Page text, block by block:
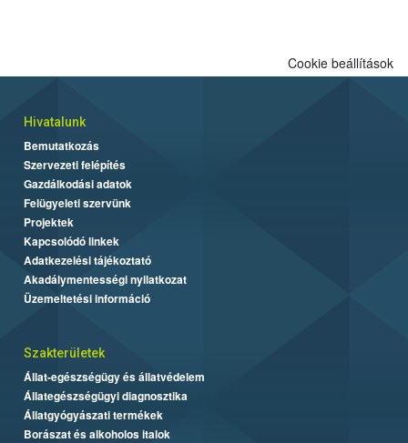
Cookie beállítások
Hivatalunk
Bemutatkozás
Szervezeti felépítés
Gazdálkodási adatok
Felügyeleti szervünk
Projektek
Kapcsolódó linkek
Adatkezelési tájékoztató
Akadálymentességi nyilatkozat
Üzemeltetési információ
Szakterületek
Állat-egészségügy és állatvédelem
Állategészségügyi diagnosztika
Állatgyógyászati termékek
Borászat és alkoholos italok